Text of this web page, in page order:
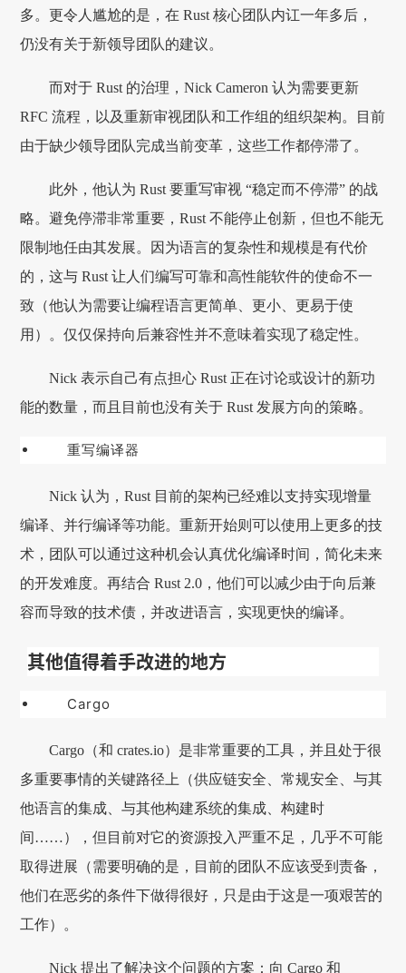
多。更令人尴尬的是，在 Rust 核心团队内讧一年多后，
仍没有关于新领导团队的建议。
而对于 Rust 的治理，Nick Cameron 认为需要更新
RFC 流程，以及重新审视团队和工作组的组织架构。目前
由于缺少领导团队完成当前变革，这些工作都停滞了。
此外，他认为 Rust 要重写审视 “稳定而不停滞” 的战
略。避免停滞非常重要，Rust 不能停止创新，但也不能无
限制地任由其发展。因为语言的复杂性和规模是有代价
的，这与 Rust 让人们编写可靠和高性能软件的使命不一
致（他认为需要让编程语言更简单、更小、更易于使
用）。仅仅保持向后兼容性并不意味着实现了稳定性。
Nick 表示自己有点担心 Rust 正在讨论或设计的新功
能的数量，而且目前也没有关于 Rust 发展方向的策略。
重写编译器
Nick 认为，Rust 目前的架构已经难以支持实现增量
编译、并行编译等功能。重新开始则可以使用上更多的技
术，团队可以通过这种机会认真优化编译时间，简化未来
的开发难度。再结合 Rust 2.0，他们可以减少由于向后兼
容而导致的技术债，并改进语言，实现更快的编译。
其他值得着手改进的地方
Cargo
Cargo（和 crates.io）是非常重要的工具，并且处于很
多重要事情的关键路径上（供应链安全、常规安全、与其
他语言的集成、与其他构建系统的集成、构建时
间……），但目前对它的资源投入严重不足，几乎不可能
取得进展（需要明确的是，目前的团队不应该受到责备，
他们在恶劣的条件下做得很好，只是由于这是一项艰苦的
工作）。
Nick 提出了解决这个问题的方案：向 Cargo 和